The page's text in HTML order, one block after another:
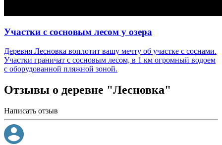
Участки с сосновым лесом у озера
Деревня Лесновка воплотит вашу мечту об участке с соснами.
Участки граничат с сосновым лесом, в 1 км огромный водоем
с оборудованной пляжной зоной.
Отзывы о деревне "Лесновка"
Написать отзыв